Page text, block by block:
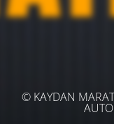
© KAYDAN